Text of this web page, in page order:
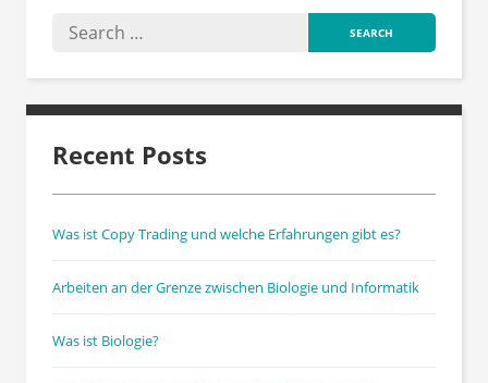
Recent Posts
Was ist Copy Trading und welche Erfahrungen gibt es?
Arbeiten an der Grenze zwischen Biologie und Informatik
Was ist Biologie?